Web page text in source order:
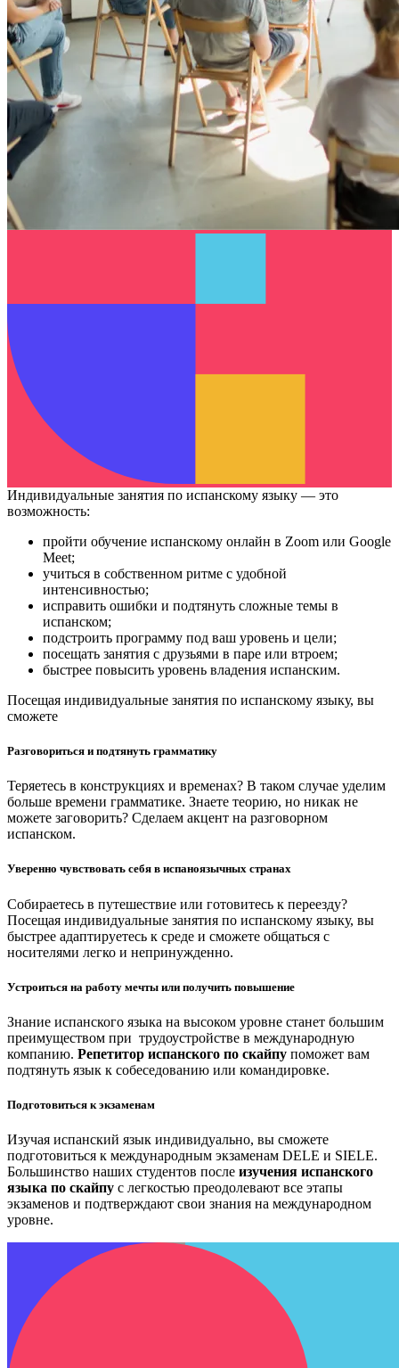
Индивидуальные занятия по испанскому языку — это
возможность:
пройти обучение испанскому онлайн в Zoom или Google
Meet;
учиться в собственном ритме с удобной
интенсивностью;
исправить ошибки и подтянуть сложные темы в
испанском;
подстроить программу под ваш уровень и цели;
посещать занятия с друзьями в паре или втроем;
быстрее повысить уровень владения испанским.
Посещая индивидуальные занятия по испанскому языку, вы
сможете
Разговориться и подтянуть грамматику
Теряетесь в конструкциях и временах? В таком случае уделим
больше времени грамматике. Знаете теорию, но никак не
можете заговорить? Сделаем акцент на разговорном
испанском.
Уверенно чувствовать себя в испаноязычных странах
Собираетесь в путешествие или готовитесь к переезду?
Посещая индивидуальные занятия по испанскому языку, вы
быстрее адаптируетесь к среде и сможете общаться с
носителями легко и непринужденно.
Устроиться на работу мечты или получить повышение
Знание испанского языка на высоком уровне станет большим
преимуществом при трудоустройстве в международную
компанию. Репетитор испанского по скайпу поможет вам
подтянуть язык к собеседованию или командировке.
Подготовиться к экзаменам
Изучая испанский язык индивидуально, вы сможете
подготовиться к международным экзаменам DELE и SIELE.
Большинство наших студентов после изучения испанского
языка по скайпу с легкостью преодолевают все этапы
экзаменов и подтверждают свои знания на международном
уровне.